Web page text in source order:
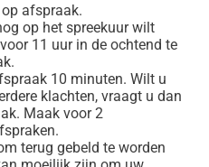
afspraak.
op het spreekuur wilt
11 uur in de ochtend te
10 minuten. Wilt u
klachten, vraagt u dan
Maak voor 2
terug gebeld te worden